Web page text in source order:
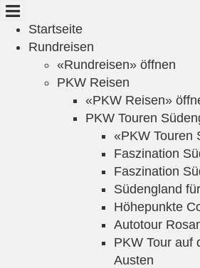
Startseite
Rundreisen
«Rundreisen» öffnen
PKW Reisen
«PKW Reisen»
PKW Touren
«PKW Touren
Faszination
Faszination
Südengland
Höhepunkte
Autotour
PKW Tour auf
Austen
Cookie-Einstellungen